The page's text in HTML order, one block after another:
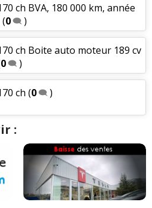
ch BVA, 180 000 km, année
(0 )
ch Boite auto moteur 189 cv
0 )
ch (0 )
: